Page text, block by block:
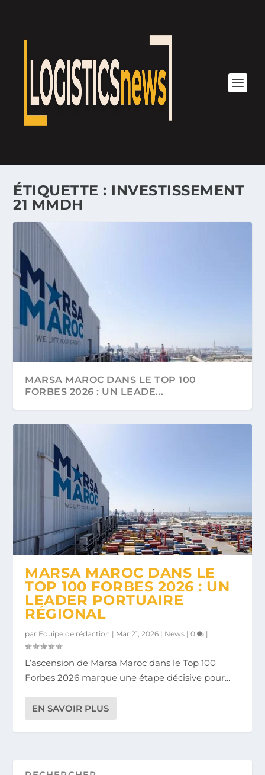
ÉTIQUETTE : INVESTISSEMENT
21 MMDH
MARSA MAROC DANS LE TOP 100
FORBES 2026 : UN LEADE...
MARSA MAROC DANS LE
TOP 100 FORBES 2026 : UN
LEADER PORTUAIRE
RÉGIONAL
par Equipe de rédaction | Mar 21, 2026 | News |0 |
L’ascension de Marsa Maroc dans le Top 100
Forbes 2026 marque une étape décisive pour...
EN SAVOIR PLUS